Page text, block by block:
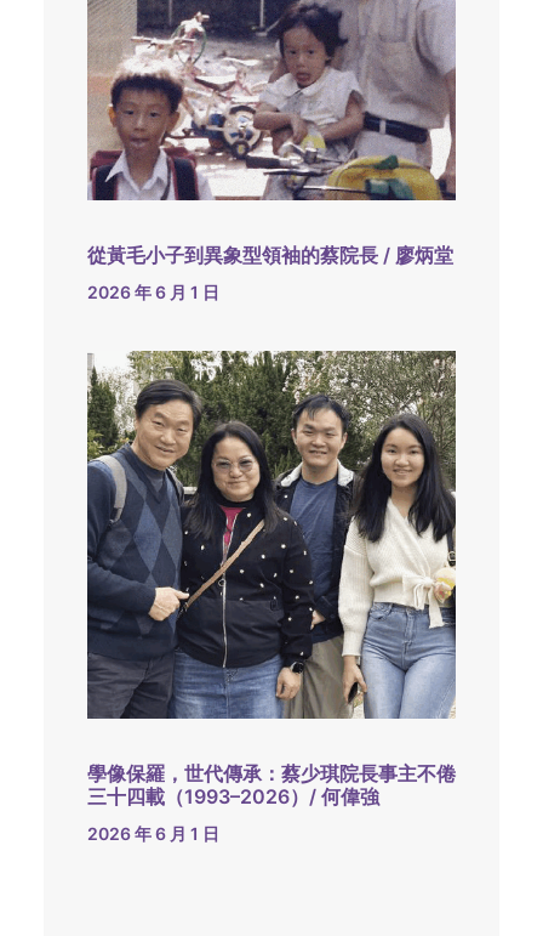
從黃毛小子到異象型領袖的蔡院長 / 廖炳堂
2026 年 6 月 1 日
學像保羅，世代傳承：蔡少琪院長事主不倦
三十四載（1993–2026）/ 何偉強
2026 年 6 月 1 日